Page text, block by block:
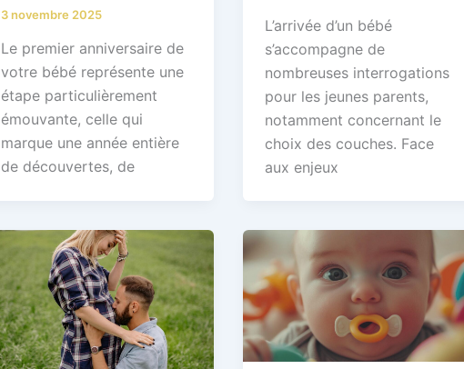
3 novembre 2025
Le premier anniversaire de
votre bébé représente une
étape particulièrement
émouvante, celle qui
marque une année entière
de découvertes, de
L’arrivée d’un bébé
s’accompagne de
nombreuses interrogations
pour les jeunes parents,
notamment concernant le
choix des couches. Face
aux enjeux